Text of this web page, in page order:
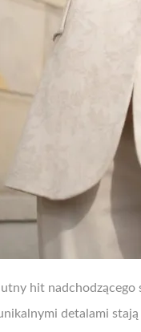
hit
detalami